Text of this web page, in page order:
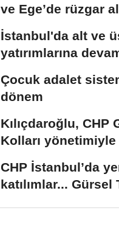
ve Ege’de rüzgar
İstanbul'da alt ve
yatırımlarına
Çocuk adalet
dönem
Kılıçdaroğlu, CHP
Kolları
CHP İstanbul’da
katılımlar... Gürsel